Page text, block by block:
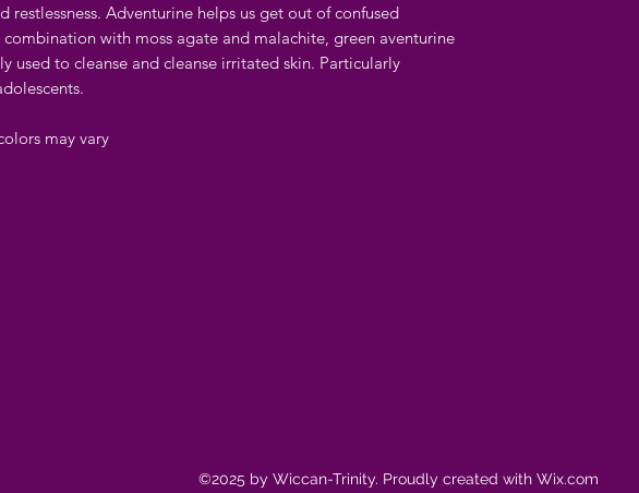
restlessness. Adventurine helps us get out of confused
combination with moss agate and malachite, green aventurine
used to cleanse and cleanse irritated skin. Particularly
may vary
©2025 by Wiccan-Trinity. Proudly created with Wix.com